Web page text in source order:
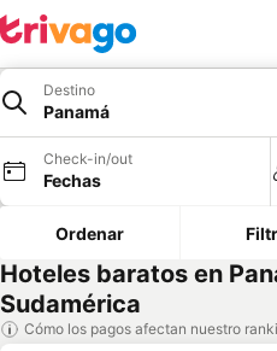
Destino
Panamá
Check-in/out
Fechas
Ordenar
Hoteles baratos en
Sudamérica
Cómo los pagos afectan nuestro